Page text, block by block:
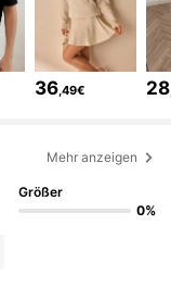
36,49€ 28
Mehr anzeigen
Größer
0%